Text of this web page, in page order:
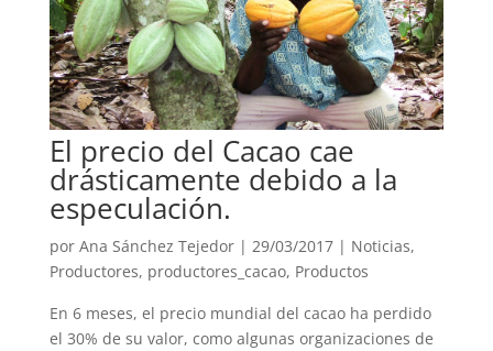
El precio del Cacao cae
drásticamente debido a la
especulación.
por Ana Sánchez Tejedor| 29/03/2017 | Noticias,
Productores, productores_cacao, Productos
En 6 meses, el precio mundial del cacao ha perdido
el 30% de su valor, como algunas organizaciones de